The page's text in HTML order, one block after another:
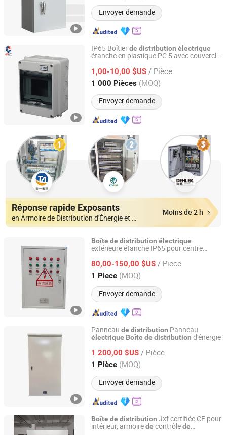
Envoyer demande
IP65 Boîtierde distribution électrique
étanche en plastique PC 5 avec couvercle
1,00-10,00 $US / Pièce
1 000 Pièces (MOQ)
Envoyer demande
Juzhenhuiquan (Yue Qing) Supply Chain Co., Ltd
Zhejiang, China Depuis 2025
Réponse rapide Exposants
en Armoire de Distribution d'Énergie et Boîte
Moins de 2 h
Boîte de distribution électrique
extérieure étanche IP65 pour centre
80,00-150,00 $US / Piece
1 Piece (MOQ)
Envoyer demande
Hainan Kensensite Electrical Equipment Co., Ltd.
Hainan, China Depuis 2026
Panneau de distribution Panneau
électrique Boîte de distribution d'énergie
1 200,00 $US / Pièce
1 Pièce (MOQ)
Envoyer demande
Dongguan Aosen Electrical Equipment Co., Ltd.
Depuis 2020
Boîte de distribution Jxf certifiée CE pour
intérieur, armoirede contrôlede
Chiya Electric Technology Co., Ltd.